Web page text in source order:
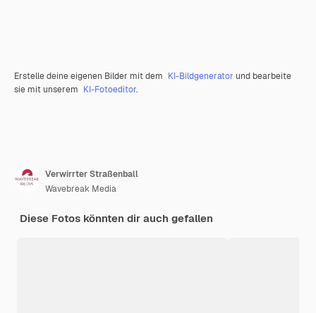
Erstelle deine eigenen Bilder mit dem KI-Bildgenerator und bearbeite
sie mit unserem KI-Fotoeditor.
Verwirrter Straßenball
Wavebreak Media
Diese Fotos könnten dir auch gefallen